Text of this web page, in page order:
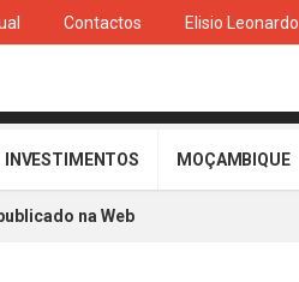
Contactos Elisio Leonardo
INVESTIMENTOS MOÇAMBIQUE
na Web